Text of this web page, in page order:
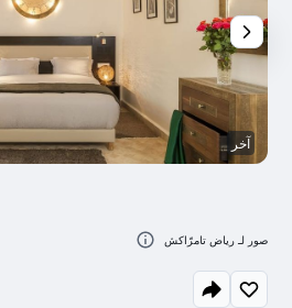
آخر
صور لـ رياض تامرّاكش